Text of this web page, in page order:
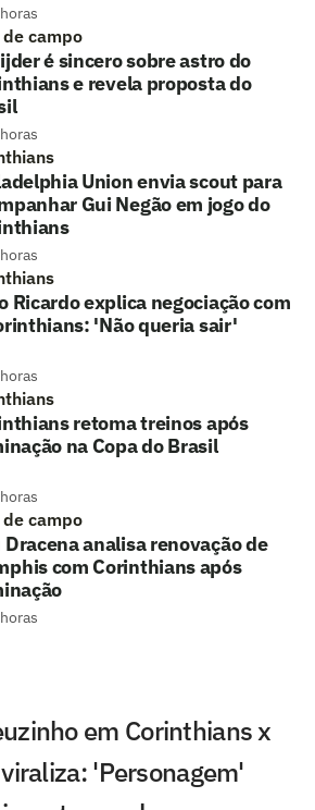
campo
é sincero sobre astro do
e revela proposta do
Union envia scout para
Gui Negão em jogo do
Ricardo explica negociação com
'Não queria sair'
retoma treinos após
na Copa do Brasil
campo
Dracena analisa renovação de
com Corinthians após
em Corinthians x
'Personagem'